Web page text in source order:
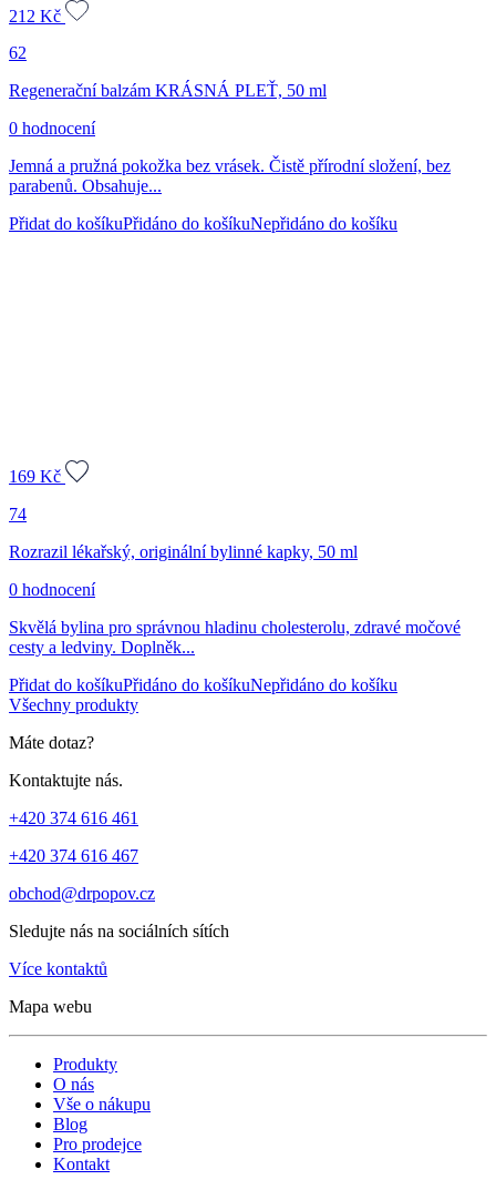
212 Kč
62
Regenerační balzám KRÁSNÁ PLEŤ, 50 ml
0 hodnocení
Jemná a pružná pokožka bez vrásek. Čistě přírodní složení, bez
parabenů. Obsahuje...
Přidat do košíkuPřidáno do košíkuNepřidáno do košíku
169 Kč
74
Rozrazil lékařský, originální bylinné kapky, 50 ml
0 hodnocení
Skvělá bylina pro správnou hladinu cholesterolu, zdravé močové
cesty a ledviny. Doplněk...
Přidat do košíkuPřidáno do košíkuNepřidáno do košíku
Všechny produkty
Máte dotaz?
Kontaktujte nás.
+420 374 616 461
+420 374 616 467
obchod@drpopov.cz
Sledujte nás na sociálních sítích
Více kontaktů
Mapa webu
Produkty
O nás
Vše o nákupu
Blog
Pro prodejce
Kontakt